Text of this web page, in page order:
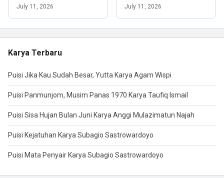
July 11, 2026 July 11, 2026
Karya Terbaru
Puisi Jika Kau Sudah Besar, Yutta Karya Agam Wispi
Puisi Panmunjom, Musim Panas 1970 Karya Taufiq Ismail
Puisi Sisa Hujan Bulan Juni Karya Anggi Mulazimatun Najah
Puisi Kejatuhan Karya Subagio Sastrowardoyo
Puisi Mata Penyair Karya Subagio Sastrowardoyo